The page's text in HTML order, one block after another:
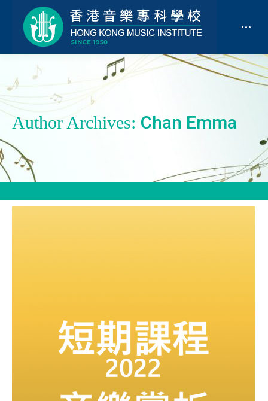
Author Archives: Chan Emma